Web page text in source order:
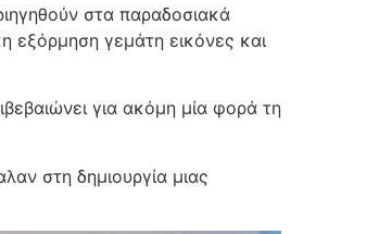
στα παραδοσιακά
εξόρμηση γεμάτη εικόνες και
για ακόμη μία φορά τη
στη δημιουργία μιας